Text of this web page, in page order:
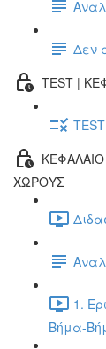
Δεν
TEST |
ΧΩΡΟΥΣ
1.
Βήμα-